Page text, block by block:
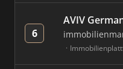
6
AVIV